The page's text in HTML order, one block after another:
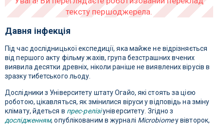
Давня інфекція
Під час дослідницької експедиції, яка майже не відрізняється
від першого акту фільму жахів, група безстрашних вчених
виявила десятки древніх, ніколи раніше не виявлених вірусів в
зразку тибетського льоду.
Дослідники з Університету штату Огайо, які стоять за цією
роботою, цікавляться, як змінилися віруси у відповідь на зміну
клімату, йдеться в прес-релізіуніверситету. Згідно з
дослідженням, опублікованим в журналі Microbiomeу вівторок,